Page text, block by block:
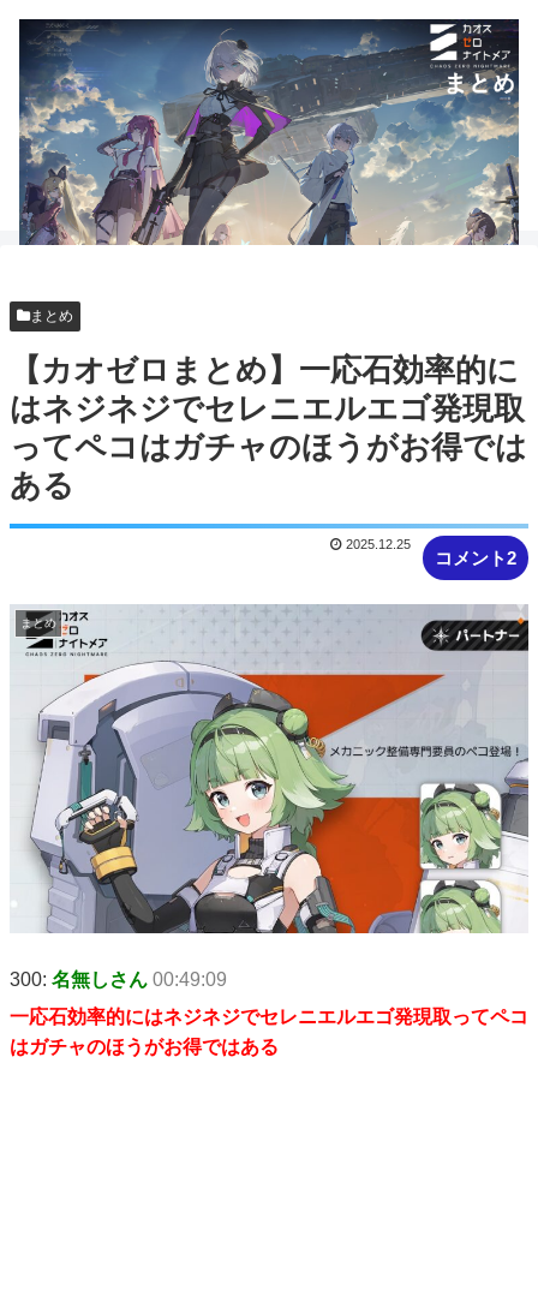
まとめ
【カオゼロまとめ】一応石効率的に
はネジネジでセレニエルエゴ発現取
ってペコはガチャのほうがお得では
ある
コメント2
2025.12.25
まとめ
300: 名無しさん 00:49:09
一応石効率的にはネジネジでセレニエルエゴ発現取ってペコ
はガチャのほうがお得ではある